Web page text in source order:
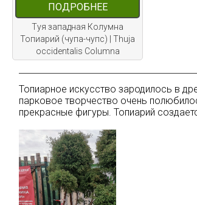
ПОДРОБНЕЕ
Туя западная Колумна
Топиарий (чупа-чупс) | Thuja
occidentalis Columna
Топиарное искусство зародилось в
парковое творчество очень
прекрасные фигуры. Топиарий